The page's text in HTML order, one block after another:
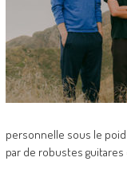
personnelle sous le
par de robustes